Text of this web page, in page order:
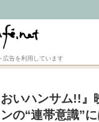
告を利用しています
いハンサム!!』
の“連帯意識”に